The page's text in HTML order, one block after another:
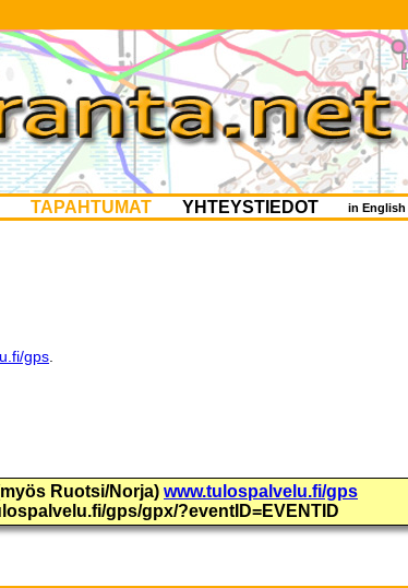
TAPAHTUMAT YHTEYSTIEDOT in English
gps
Ruotsi/Norja) www.tulospalvelu.fi/gps
gps/gpx/?eventID=EVENTID